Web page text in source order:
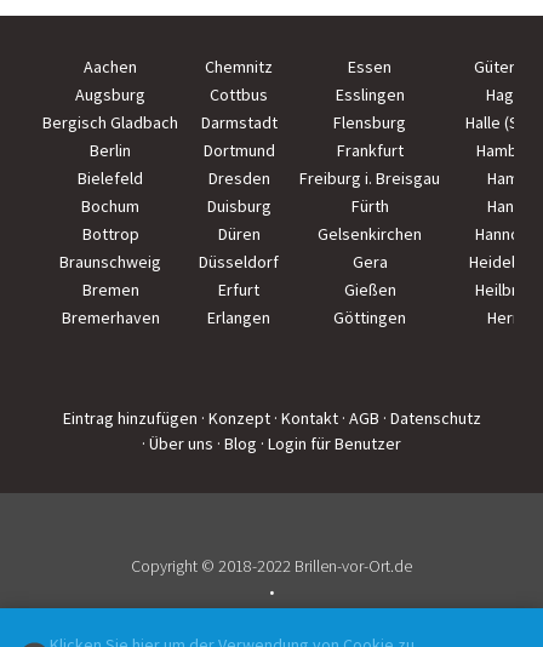
Aachen Chemnitz Essen
Augsburg
Cottbus Esslingen
Hagen
Bergisch Gladbach
Darmstadt Flensburg
Halle
Berlin
Dortmund Frankfurt
Hamburg
Bielefeld
Dresden Freiburg i. Breisgau
Hamm
Bochum
Duisburg Fürth
Hanau
Bottrop
Düren Gelsenkirchen
Hannover
Braunschweig
Düsseldorf Gera
Bremen
Erfurt Gießen
Heilbronn
Bremerhaven
Erlangen Göttingen Herne
Eintrag hinzufügen · Konzept · Kontakt · AGB · Datenschutz
· Über uns · Blog · Login für Benutzer
Copyright © 2018-2022 Brillen-vor-Ort.de
•